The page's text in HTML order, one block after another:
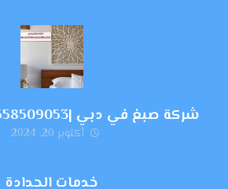
شركة صبغ في دبي |0558509053| صباغ رخيص
أكتوبر 20, 2024
خدمات الحدادة